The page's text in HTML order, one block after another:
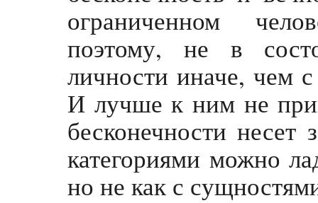
ограниченном
поэтому, не в
личности иначе, чем
И лучше к ним не
бесконечности
категориями можно
но не как с